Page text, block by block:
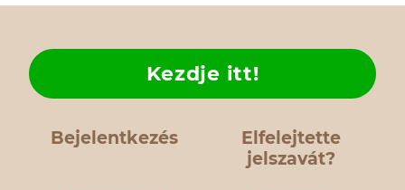
Bejelentkezés
Elfelejtette
jelszavát?
Kezdje itt!